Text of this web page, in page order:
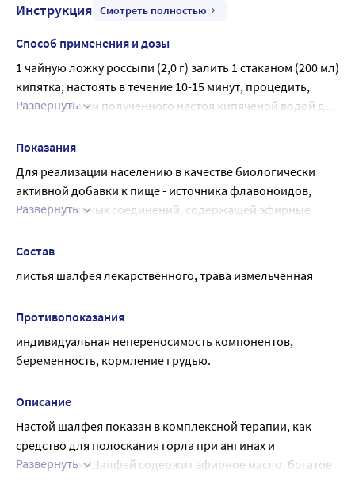
Инструкция Смотреть полностью
Способ применения и дозы
1 чайную ложку россыпи (2,0 г) залить 1 стаканом (200 мл)
кипятка, настоять в течение 10-15 минут, процедить,
довести объем полученного настоя кипяченой водой до
лет по ½ стакана 2 раза в день во время еды.
Продолжительность приема - 1 месяц. При
необходимости прием можно повторить.
Развернуть
Показания
Для реализации населению в качестве биологически
активной добавки к пище - источника флавоноидов,
полифенольных соединений, содержащей эфирные
Перед применением рекомендуется
Развернуть
Состав
листья шалфея лекарственного, трава измельченная
Противопоказания
индивидуальная непереносимость компонентов,
беременность, кормление грудью.
Описание
Настой шалфея показан в комплексной терапии, как
средство для полоскания горла при ангинах и
фарингитах. Шалфей содержит эфирное масло, богатое
Развернуть